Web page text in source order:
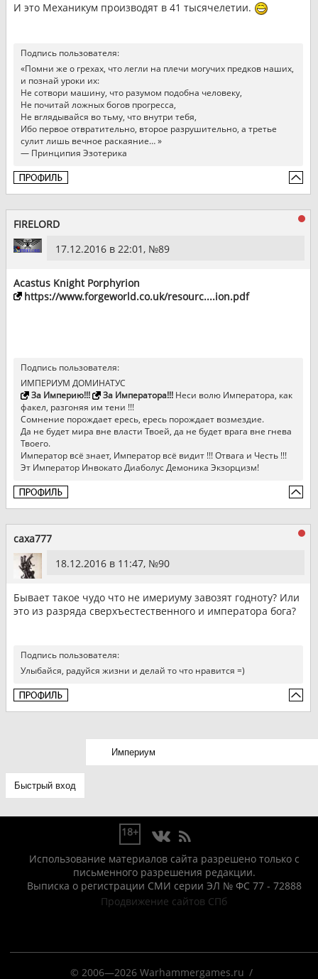
И это Механикум производят в 41 тысячелетии.
Подпись пользователя:
«Помни же о грехах, что легли на плечи могучих предков наших,
и познай уроки их:
Не сотвори машину, что разумом подобна человеку,
Не почитай ложных богов прогресса,
Не вглядывайся во тьму, что внутри тебя,
Ибо первое отвратительно, второе разрушительно, а третье
сулит лишь вечное раскаяние… »
— Принципия Эзотерика
FIRELORD
17.12.2016 в 22:01, №89
Acastus Knight Porphyrion
https://www.forgeworld.co.uk/resourc....ion.pdf
Подпись пользователя:
ИМПЕРИУМ ДОМИНАТУС
За Империю!!!
За Императора!!!Неси волю Императора, как
факел, разгоняя им тени !!!
Сомнение порождает ересь, ересь порождает возмездие.
Да не будет мира вне власти Твоей, да не будет врага вне гнева
Твоего.
Император всё знает, Император всё видит !!! Отвага и Честь !!!
Эт Император Инвокато Диаболус Демоника Экзорцизм!
caxa777
18.12.2016 в 11:47, №90
Бывает такое чудо что не имериуму завозят годноту? Или
это из разряда сверхъестественного и императора бога?
Подпись пользователя:
Улыбайся, радуйся жизни и делай то что нравится =)
18+
Использование материалов сайта разрешено только с
письменного разрешения редакции.
Выписка о регистрации СМИ серии ЭЛ № ФС 77 - 72888
Продвижение сайтов СПб
© 2006—2026 Warhammergames.ru